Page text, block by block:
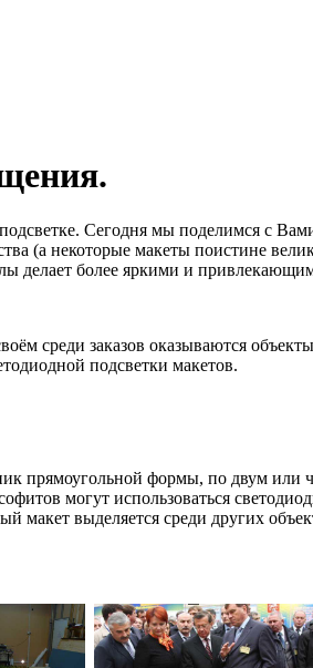
Сегодня мы поделимся с
(а некоторые макеты поистине
делает более яркими и
среди заказов оказываются
подсветки макетов.
прямоугольной формы, по двум или
могут использоваться
выделяется среди других